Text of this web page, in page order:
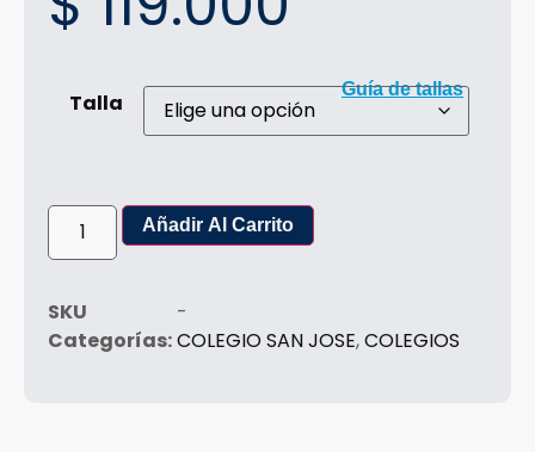
Guía de tallas
Talla
Añadir Al Carrito
SKU
-
Categorías:COLEGIO SAN JOSE,COLEGIOS